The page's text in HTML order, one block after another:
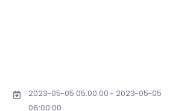
2023-05-05 05:00:00 - 2023-05-05
08:00:00